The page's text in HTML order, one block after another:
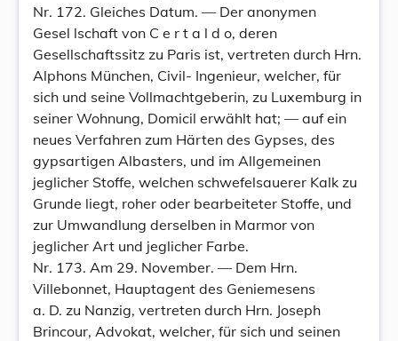
Nr. 172. Gleiches Datum. — Der anonymen
Gesel lschaft von C e r t a l d o, deren
Gesellschaftssitz zu Paris ist, vertreten durch Hrn.
Alphons München, Civil- Ingenieur, welcher, für
sich und seine Vollmachtgeberin, zu Luxemburg in
seiner Wohnung, Domicil erwählt hat; — auf ein
neues Verfahren zum Härten des Gypses, des
gypsartigen Albasters, und im Allgemeinen
jeglicher Stoffe, welchen schwefelsauerer Kalk zu
Grunde liegt, roher oder bearbeiteter Stoffe, und
zur Umwandlung derselben in Marmor von
jeglicher Art und jeglicher Farbe.
Nr. 173. Am 29. November. — Dem Hrn.
Villebonnet, Hauptagent des Geniemesens
a. D. zu Nanzig, vertreten durch Hrn. Joseph
Brincour, Advokat, welcher, für sich und seinen